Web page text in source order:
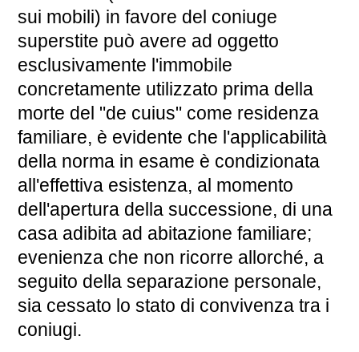
sui mobili) in favore del coniuge
superstite può avere ad oggetto
esclusivamente l'immobile
concretamente utilizzato prima della
morte del "de cuius" come residenza
familiare, è evidente che l'applicabilità
della norma in esame è condizionata
all'effettiva esistenza, al momento
dell'apertura della successione, di una
casa adibita ad abitazione familiare;
evenienza che non ricorre allorché, a
seguito della separazione personale,
sia cessato lo stato di convivenza tra i
coniugi.